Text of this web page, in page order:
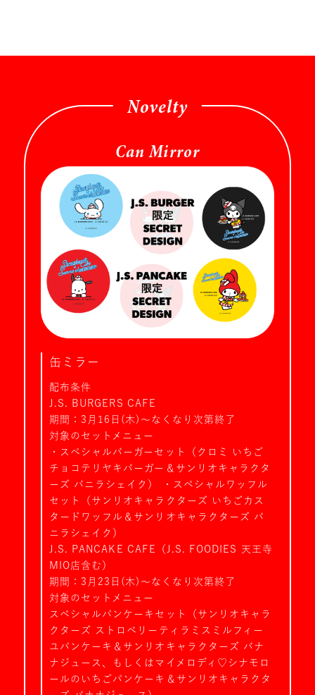
Novelty
Can Mirror
缶ミラー
配布条件
J.S. BURGERS CAFE
期間：3月16日(木)～なくなり次第終了
対象のセットメニュー
・スペシャルバーガーセット（クロミ いちご
チョコテリヤキバーガー＆サンリオキャラクタ
ーズ バニラシェイク） ・スペシャルワッフル
セット（サンリオキャラクターズ いちごカス
タードワッフル＆サンリオキャラクターズ バ
ニラシェイク）
J.S. PANCAKE CAFE（J.S. FOODIES 天王寺
MIO店含む）
期間：3月23日(木)～なくなり次第終了
対象のセットメニュー
スペシャルパンケーキセット（サンリオキャラ
クターズ ストロベリーティラミスミルフィー
ユパンケーキ＆サンリオキャラクターズ バナ
ナジュース、もしくはマイメロディ♡シナモロ
ールのいちごパンケーキ＆サンリオキャラクタ